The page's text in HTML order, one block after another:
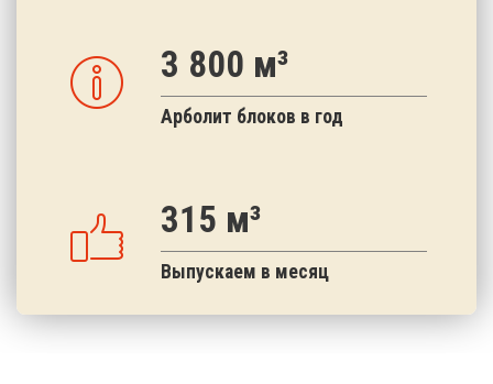
3 800 м³
Арболит блоков в год
315 м³
Выпускаем в месяц